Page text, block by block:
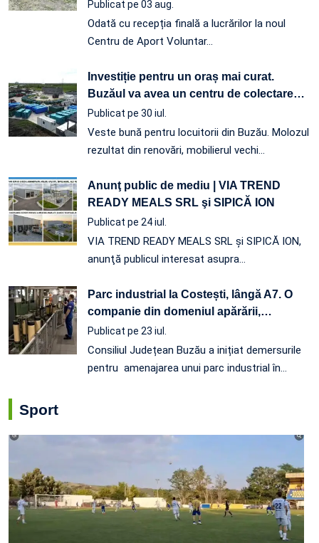
Publicat pe 03 aug.
Odată cu recepția finală a lucrărilor la noul
Centru de Aport Voluntar…
Investiție pentru un oraș mai curat.
Buzăul va avea un centru de colectare…
Publicat pe 30 iul.
Veste bună pentru locuitorii din Buzău. Molozul
rezultat din renovări, mobilierul vechi…
Anunţ public de mediu | VIA TREND
READY MEALS SRL şi SIPICĂ ION
Publicat pe 24 iul.
VIA TREND READY MEALS SRL şi SIPICĂ ION,
anunţă publicul interesat asupra…
Parc industrial la Costești, lângă A7. O
companie din domeniul apărării,…
Publicat pe 23 iul.
Consiliul Județean Buzău a inițiat demersurile
pentru amenajarea unui parc industrial în…
Sport